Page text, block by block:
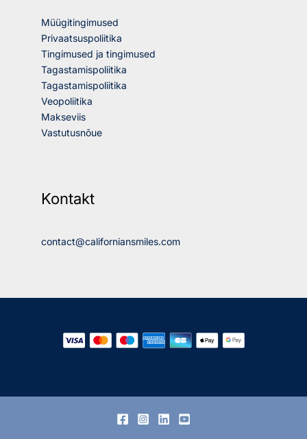
Müügitingimused
Privaatsuspoliitika
Tingimused ja tingimused
Tagastamispoliitika
Tagastamispoliitika
Veopoliitika
Makseviis
Vastutusnõue
Kontakt
contact@californiansmiles.com